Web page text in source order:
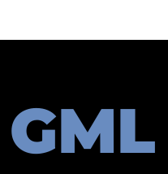
GML